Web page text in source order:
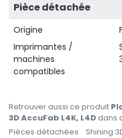
Pièce détachée
Origine
Imprimantes /
machines
compatibles
Retrouver aussi ce produit
3D AccuFab L4K, L4Ddans
Pièces détachées
Shining